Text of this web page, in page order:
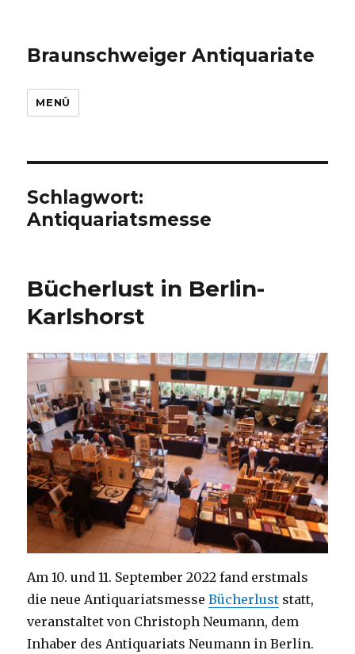
Braunschweiger Antiquariate
MENÜ
Schlagwort:
Antiquariatsmesse
Bücherlust in Berlin-
Karlshorst
Am 10. und 11. September 2022 fand erstmals
die neue AntiquariatsmesseBücherlust statt,
veranstaltet von Christoph Neumann, dem
Inhaber des Antiquariats Neumann in Berlin.